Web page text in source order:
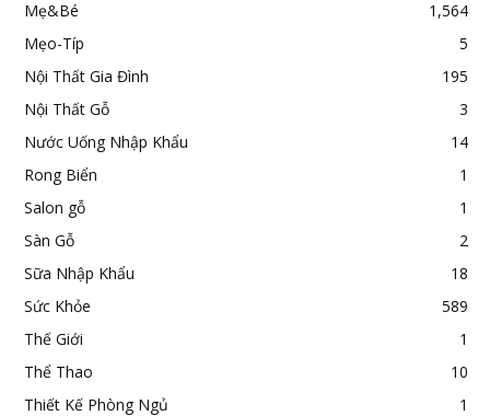
Mẹ&Bé
1,564
Mẹo-Típ
5
Nội Thất Gia Đình
195
Nội Thất Gỗ
3
Nước Uống Nhập Khẩu
14
Rong Biển
1
Salon gỗ
1
Sàn Gỗ
2
Sữa Nhập Khẩu
18
Sức Khỏe
589
Thế Giới
1
Thể Thao
10
Thiết Kế Phòng Ngủ
1